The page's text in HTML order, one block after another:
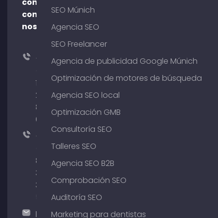
con
nosotros
+49
176
204
801
64
+49
89
380
375
hallo@timospecht.de
SEO Múnich
Agencia SEO
SEO Freelancer
Agencia de publicidad Google Múnich
Optimización de motores de búsqueda
Agencia SEO local
Optimización GMB
Consultoría SEO
Talleres SEO
Agencia SEO B2B
Comprobación SEO
Auditoría SEO
Marketing para dentistas